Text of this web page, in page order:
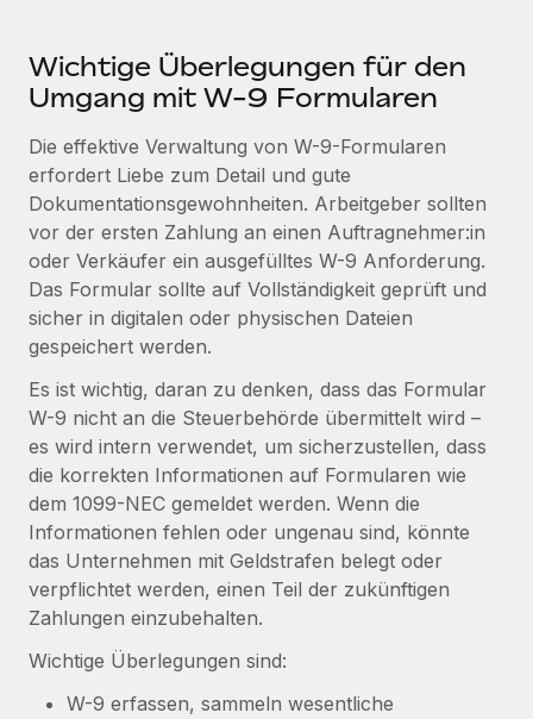
Phiture ist der unumstrittene Marktführer im Bereich der
Wachstumsberatung für mobile Apps. Das...
Mehr erfahren
Wichtige Überlegungen für den
Umgang mit W-9 Formularen
Die effektive Verwaltung von W-9-Formularen
erfordert Liebe zum Detail und gute
Dokumentationsgewohnheiten. Arbeitgeber sollten
vor der ersten Zahlung an einen Auftragnehmer:in
oder Verkäufer ein ausgefülltes W-9 Anforderung.
Das Formular sollte auf Vollständigkeit geprüft und
sicher in digitalen oder physischen Dateien
gespeichert werden.
Es ist wichtig, daran zu denken, dass das Formular
W-9 nicht an die Steuerbehörde übermittelt wird –
es wird intern verwendet, um sicherzustellen, dass
die korrekten Informationen auf Formularen wie
dem 1099-NEC gemeldet werden. Wenn die
Informationen fehlen oder ungenau sind, könnte
das Unternehmen mit Geldstrafen belegt oder
verpflichtet werden, einen Teil der zukünftigen
Zahlungen einzubehalten.
Wichtige Überlegungen sind:
W-9 erfassen, sammeln wesentliche